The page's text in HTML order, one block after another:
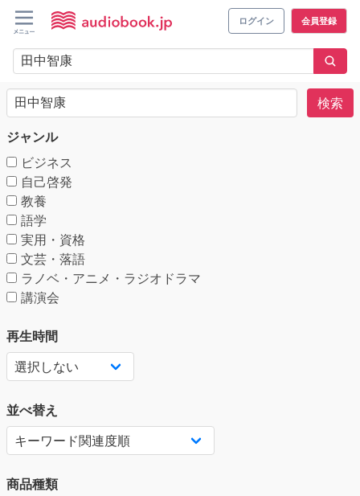
ログイン 会員登録
検索
ジャンル
ビジネス
自己啓発
教養
語学
実用・資格
文芸・落語
ラノベ・アニメ・ラジオドラマ
講演会
再生時間
並べ替え
商品種類